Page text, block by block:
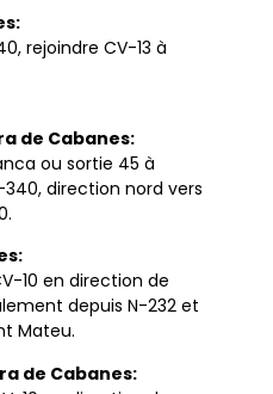
rejoindre CV-13 à
de Cabanes:
ou sortie 45 à
direction nord vers
10 en direction de
depuis N-232 et
Mateu.
de Cabanes: